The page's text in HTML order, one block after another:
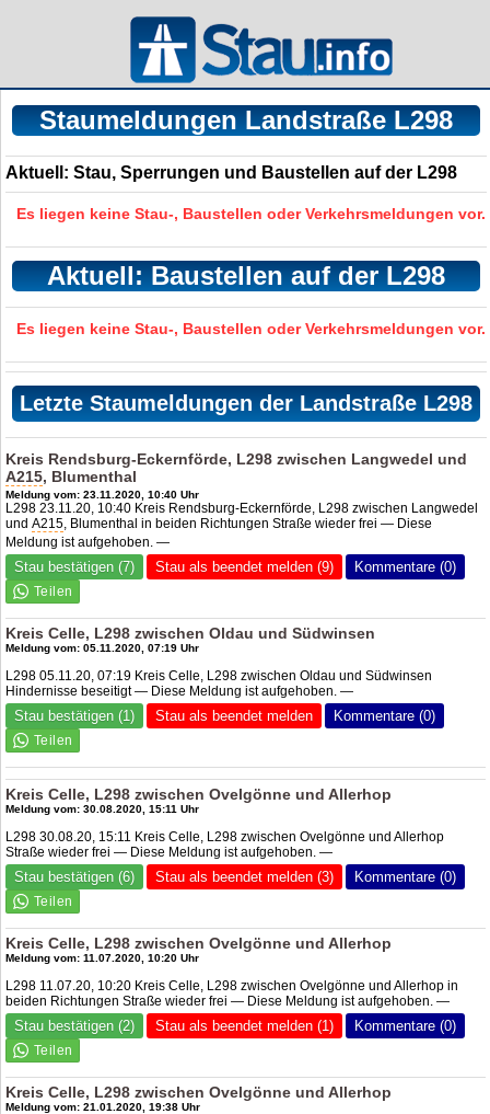
Staumeldungen Landstraße L298
Aktuell: Stau, Sperrungen und Baustellen auf der L298
Es liegen keine Stau-, Baustellen oder Verkehrsmeldungen vor.
Aktuell: Baustellen auf der L298
Es liegen keine Stau-, Baustellen oder Verkehrsmeldungen vor.
Letzte Staumeldungen der Landstraße L298
Kreis Rendsburg-Eckernförde, L298 zwischen Langwedel und
A215, Blumenthal
Meldung vom: 23.11.2020, 10:40 Uhr
L298 23.11.20, 10:40 Kreis Rendsburg-Eckernförde, L298 zwischen Langwedel
undA215, Blumenthal in beiden Richtungen Straße wieder frei — Diese
Meldung ist aufgehoben. —
Stau bestätigen (7) Stau als beendet melden (9) Kommentare (0)
Kreis Celle, L298 zwischen Oldau und Südwinsen
Meldung vom: 05.11.2020, 07:19 Uhr
L298 05.11.20, 07:19 Kreis Celle, L298 zwischen Oldau und Südwinsen
Hindernisse beseitigt — Diese Meldung ist aufgehoben. —
Stau bestätigen (1) Stau als beendet melden Kommentare (0)
Kreis Celle, L298 zwischen Ovelgönne und Allerhop
Meldung vom: 30.08.2020, 15:11 Uhr
L298 30.08.20, 15:11 Kreis Celle, L298 zwischen Ovelgönne und Allerhop
Straße wieder frei — Diese Meldung ist aufgehoben. —
Stau bestätigen (6) Stau als beendet melden (3) Kommentare (0)
Kreis Celle, L298 zwischen Ovelgönne und Allerhop
Meldung vom: 11.07.2020, 10:20 Uhr
L298 11.07.20, 10:20 Kreis Celle, L298 zwischen Ovelgönne und Allerhop in
beiden Richtungen Straße wieder frei — Diese Meldung ist aufgehoben. —
Stau bestätigen (2) Stau als beendet melden (1) Kommentare (0)
Kreis Celle, L298 zwischen Ovelgönne und Allerhop
Meldung vom: 21.01.2020, 19:38 Uhr